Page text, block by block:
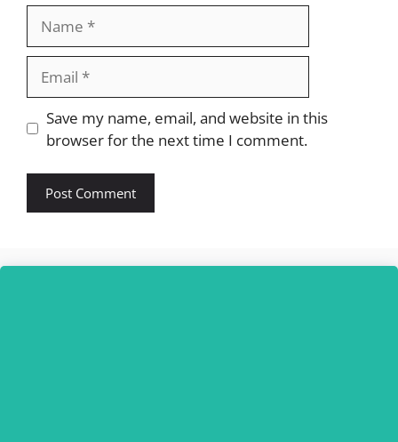
Website
Save my name, email, and website in this
browser for the next time I comment.